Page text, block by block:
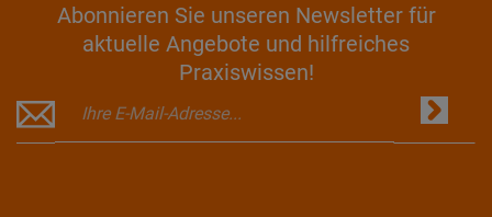
Abonnieren Sie unseren Newsletter für
aktuelle Angebote und hilfreiches
Praxiswissen!